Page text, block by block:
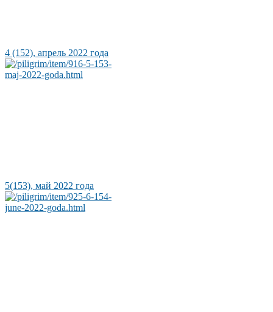
4 (152), апрель 2022 года
5(153), май 2022 года